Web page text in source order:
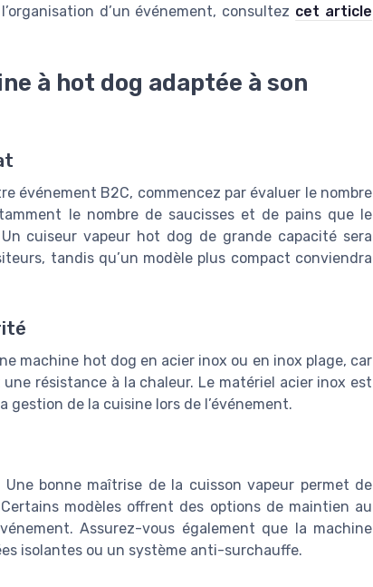
d’un événement, consultez cet article
à hot dog adaptée à son
événement B2C, commencez par évaluer le nombre
le nombre de saucisses et de pains que le
cuiseur vapeur hot dog de grande capacité sera
tandis qu’un modèle plus compact conviendra
machine hot dog en acier inox ou en inox plage, car
résistance à la chaleur. Le matériel acier inox est
de la cuisine lors de l’événement.
bonne maîtrise de la cuisson vapeur permet de
modèles offrent des options de maintien au
Assurez-vous également que la machine
isolantes ou un système anti-surchauffe.